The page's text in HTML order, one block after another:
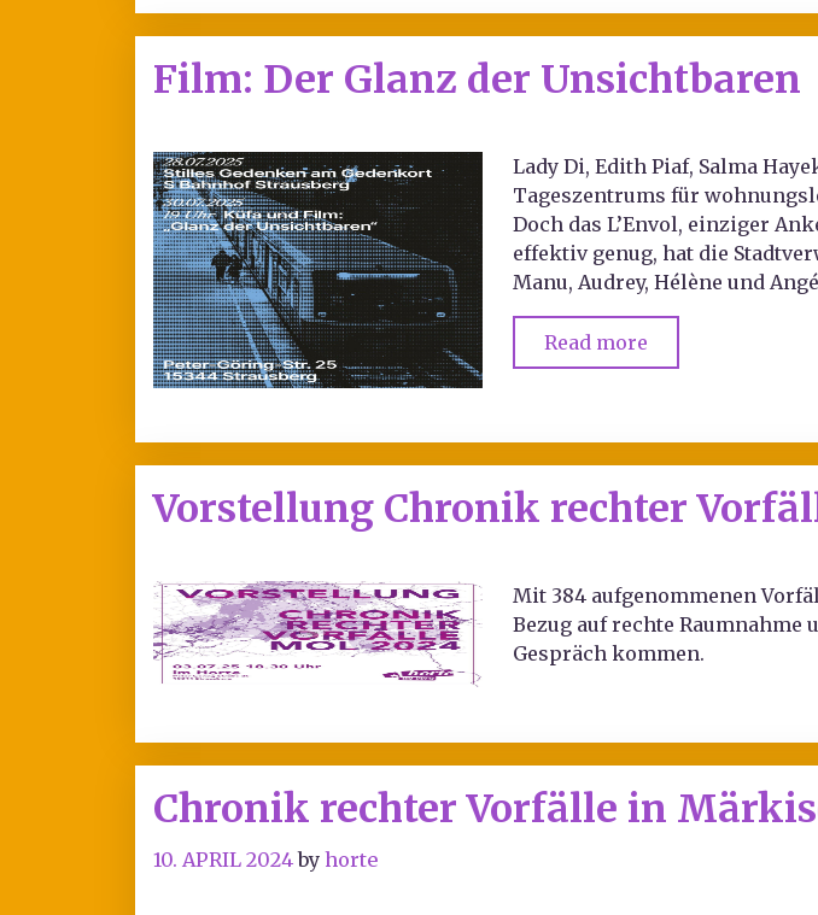
Film: Der Glanz der Unsichtbaren
Lady Di, Edith Piaf, Salma
Tageszentrums für
Doch das L’Envol, einziger
effektiv genug, hat die
Manu, Audrey, Hélène und
Read more
Vorstellung Chronik rechter
Mit 384 aufgenommenen
Bezug auf rechte
Gespräch kommen.
Chronik rechter Vorfälle in
10. APRIL 2024 byhorte